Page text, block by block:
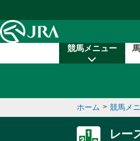
競馬メニュー
ホーム > 競馬メ
レー